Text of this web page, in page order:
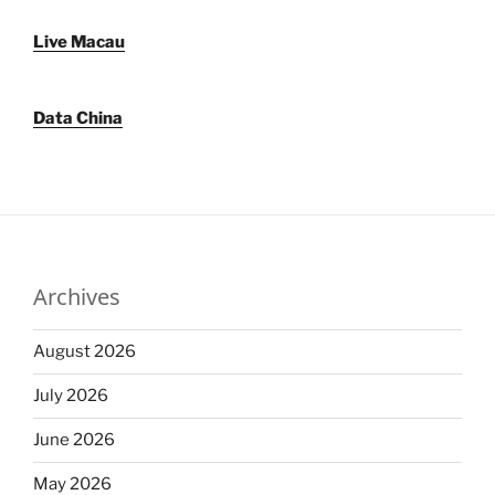
Live Macau
Data China
Archives
August 2026
July 2026
June 2026
May 2026